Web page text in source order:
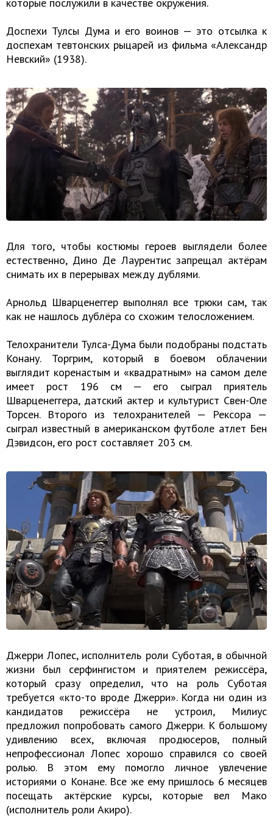
которые послужили в качестве окружения.
Доспехи Тулсы Дума и его воинов — это отсылка к
доспехам тевтонских рыцарей из фильма «Александр
Невский» (1938).
Для того, чтобы костюмы героев выглядели более
естественно, Дино Де Лаурентис запрещал актёрам
снимать их в перерывах между дублями.
Арнольд Шварценеггер выполнял все трюки сам, так
как не нашлось дублёра со схожим телосложением.
Телохранители Тулса-Дума были подобраны подстать
Конану. Торгрим, который в боевом облачении
выглядит коренастым и «квадратным» на самом деле
имеет рост 196 см — его сыграл приятель
Шварценеггера, датский актер и культурист Свен-Оле
Торсен. Второго из телохранителей — Рексора —
сыграл известный в американском футболе атлет Бен
Дэвидсон, его рост составляет 203 см.
Джерри Лопес, исполнитель роли Суботая, в обычной
жизни был серфингистом и приятелем режиссёра,
который сразу определил, что на роль Суботая
требуется «кто-то вроде Джерри». Когда ни один из
кандидатов режиссёра не устроил, Милиус
предложил попробовать самого Джерри. К большому
удивлению всех, включая продюсеров, полный
непрофессионал Лопес хорошо справился со своей
ролью. В этом ему помогло личное увлечение
историями о Конане. Все же ему пришлось 6 месяцев
посещать актёрские курсы, которые вел Мако
(исполнитель роли Акиро).